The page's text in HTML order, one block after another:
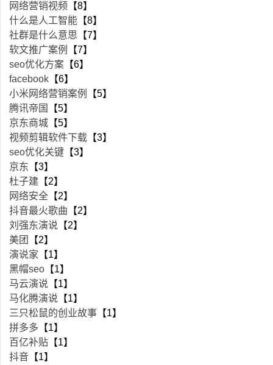
网络营销视频 【8】
什么是人工智能 【8】
社群是什么意思 【7】
软文推广案例
【7】
seo优化方案 【6】
facebook 【6】
小米网络营销案例
【5】
腾讯帝国
【5】
京东商城 【5】
视频剪辑软件下载 【3】
seo优化关键 【3】
京东 【3】
杜子建 【2】
网络安全 【2】
抖音最火歌曲 【2】
刘强东演说 【2】
美团
【2】
演说家 【1】
黑帽seo 【1】
马云演说 【1】
马化腾演说 【1】
三只松鼠的创业故事 【1】
拼多多 【1】
百亿补贴 【1】
抖音 【1】